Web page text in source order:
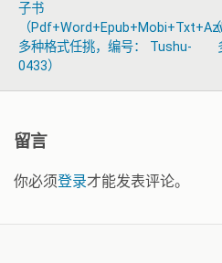
子书
（
多种格式任挑，编号： Tushu-
0433）
留言
你必须登录才能发表评论。